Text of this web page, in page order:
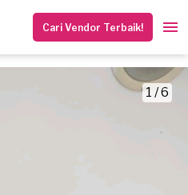
Cari Vendor Terbaik!
1 / 6